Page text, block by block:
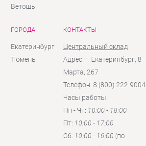
Ветошь
ГОРОДА
Екатеринбург
Тюмень
КОНТАКТЫ
Центральный склад
Адрес: г. Екатеринбург, 8
Марта, 267
Телефон: 8 (800) 222-9004
Часы работы:
Пн - Чт: 10:00 - 18:00
Пт: 10:00 - 17:00
Сб: 10:00 - 16:00 (по